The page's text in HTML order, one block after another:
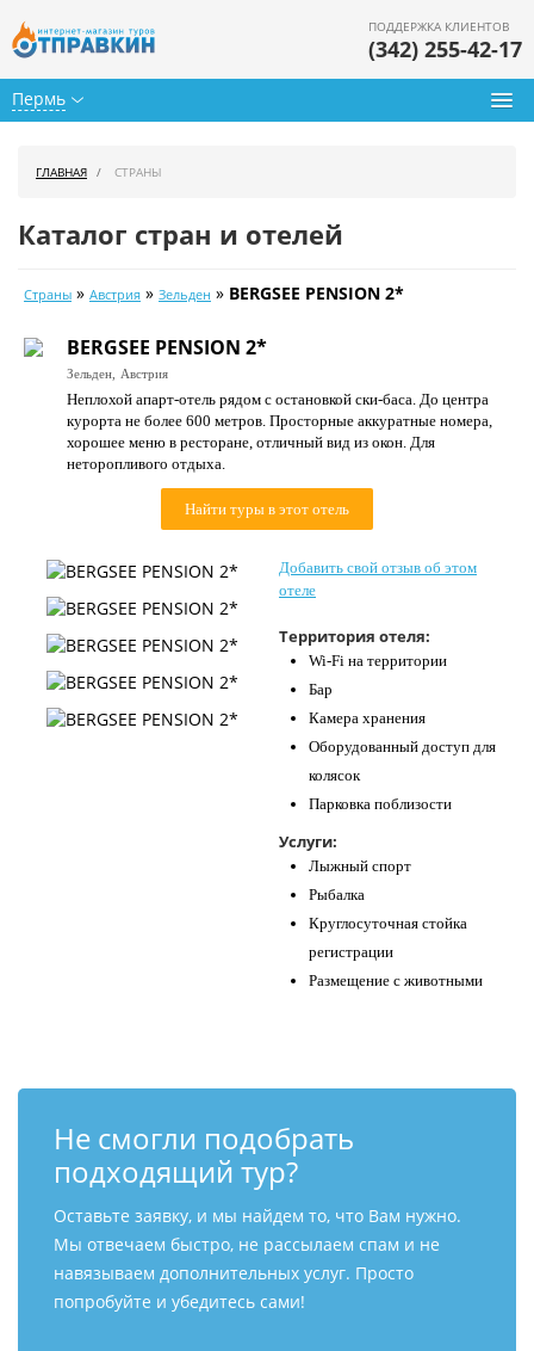
Пермь
ПОДДЕРЖКА КЛИЕНТОВ
(342) 255-42-17
Календарь туров
Цены дня
Страны
Как купить
Контакты
ГЛАВНАЯ СТРАНЫ
Каталог стран и отелей
Страны » Австрия » Зельден » BERGSEE PENSION 2*
BERGSEE PENSION 2*
Зельден, Австрия
Неплохой апарт-отель рядом с остановкой ски-баса. До центра
курорта не более 600 метров. Просторные аккуратные номера,
хорошее меню в ресторане, отличный вид из окон. Для
неторопливого отдыха.
Найти туры в этот отель
Добавить свой отзыв об этом
отеле
Территория отеля:
Wi-Fi на территории
Бар
Камера хранения
Оборудованный доступ для
колясок
Парковка поблизости
Услуги:
Лыжный спорт
Рыбалка
Круглосуточная стойка
регистрации
Размещение с животными
Не смогли подобрать
подходящий тур?
Оставьте заявку, и мы найдем то, что Вам нужно.
Мы отвечаем быстро, не рассылаем спам и не
навязываем дополнительных услуг. Просто
попробуйте и убедитесь сами!